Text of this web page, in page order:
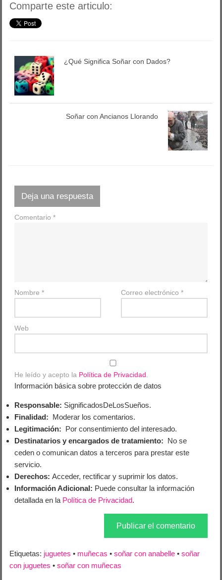
Comparte este articulo:
¿Qué Significa Soñar con Dados?
Soñar con Ancianos Llorando
Deja una respuesta
Comentario*
Nombre* Correo electrónico *
Web
He leído y acepto la Política de Privacidad
Información básica sobre protección de datos
Responsable: SignificadosDeLosSueños.
Finalidad: Moderar los comentarios.
Legitimación: Por consentimiento del interesado.
Destinatarios y encargados de tratamiento: No se
ceden o comunican datos a terceros para prestar este
servicio.
Derechos: Acceder, rectificar y suprimir los datos.
Información Adicional: Puede consultar la información
detallada en la Política de Privacidad.
Etiquetas: juguetes • muñecas •soñar con anabelle •soñar
con juguetes •soñar con muñecas